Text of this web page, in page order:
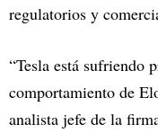
regulatorios y
“Tesla está sufriendo
comportamiento de
analista jefe de la